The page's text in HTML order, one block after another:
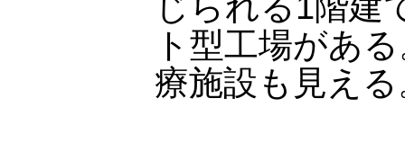
ト型工場があ
療施設も見え